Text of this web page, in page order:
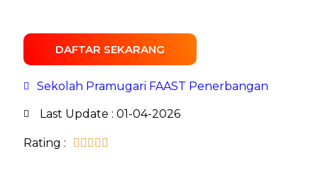
DAFTAR SEKARANG
Sekolah Pramugari FAAST Penerbangan
Last Update : 01-04-2026
Rating :     